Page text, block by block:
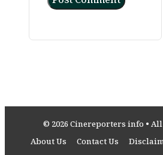
© 2026 Cinereporters info •
About Us
Contact Us